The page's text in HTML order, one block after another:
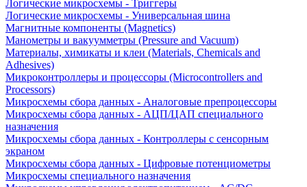
Логические микросхемы - Триггеры
Логические микросхемы - Универсальная шина
Магнитные компоненты (Magnetics)
Манометры и вакуумметры (Pressure and Vacuum)
Материалы, химикаты и клеи (Materials, Chemicals and
Adhesives)
Микроконтроллеры и процессоры (Microcontrollers and
Processors)
Микросхемы сбора данных - Аналоговые препроцессоры
Микросхемы сбора данных - АЦП/ЦАП специального
назначения
Микросхемы сбора данных - Контроллеры с сенсорным
экраном
Микросхемы сбора данных - Цифровые потенциометры
Микросхемы специального назначения